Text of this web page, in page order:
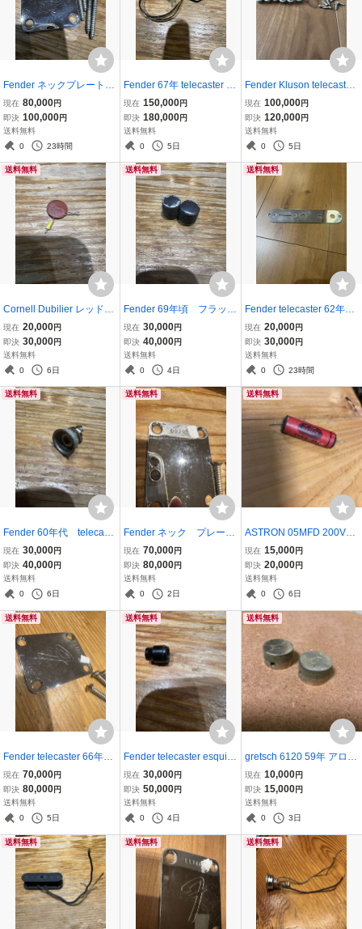
Fender ネックプレート
62年 ビンテージ テレ
キャスター ストラト
エスクワイヤ ジャガ
ー ジャズマスター
現在 80,000円
即決 100,000円
送料無料
0
23時間
Fender 67年 telecaster オ
リジナル ピックアッ
プ vintage esquire テレ
キャス
現在 150,000円
即決 180,000円
送料無料
0
5日
Fender Kluson telecaster
esquire ストラト クルー
ソン ダブルライン 60
年代 ビンテージ オリ
ジナル ペグ
現在 100,000円
即決 120,000円
送料無料
0
5日
送料無料
Cornell Dubilier レッドダ
イム Fender ジャズマス
ター 61〜65年 ビンテ
ージ コンデンサ テレ
キャスター ストラト
現在 20,000円
即決 30,000円
送料無料
0
6日
送料無料
Fender 69年頃 フラッ
ト ノブ テレキャス
ビンテージ オリジナル
現在 30,000円
即決 40,000円
送料無料
0
4日
送料無料
Fender telecaster 62年
コントロールプレート
ビンテージ テレキャ
ス エスクワイヤ
現在 20,000円
即決 30,000円
送料無料
0
23時間
送料無料
Fender 60年代 telecaste
r esquire ジャック ジャ
ックカップ Swichcraft vi
ntage
現在 30,000円
即決 40,000円
送料無料
0
6日
送料無料
Fender ネック プレー
ト 65年 ビンテージ t
elecaster esquire ストラ
ト
現在 70,000円
即決 80,000円
送料無料
0
2日
送料無料
ASTRON 05MFD 200VD
C 50年代 Fender に最適
現在 15,000円
即決 20,000円
送料無料
0
6日
送料無料
Fender telecaster 66年
ネックプレート ビンテ
ージ ストラト エクス
ワイヤ
現在 70,000円
即決 80,000円
送料無料
0
5日
送料無料
Fender telecaster esquire
ブラックガード 50年
代 スイッチ ノブ ビ
ンテージ オリジナル
現在 30,000円
即決 50,000円
送料無料
0
4日
送料無料
gretsch 6120 59年 アロー
ノブ ビンテージ
現在 10,000円
即決 15,000円
送料無料
0
3日
送料無料 送料無料 送料無料